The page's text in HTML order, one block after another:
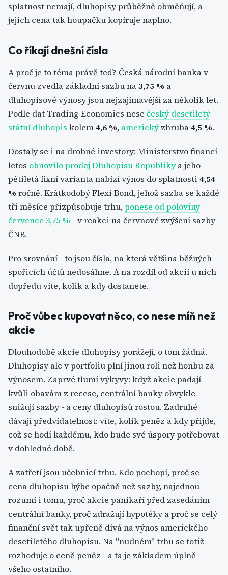
splatnost nemají, dluhopisy průběžně obměňují, a
jejich cena tak houpačku kopíruje naplno.
Co říkají dnešní čísla
A proč je to téma právě teď? Česká národní banka v
červnu zvedla základní sazbu na3,75 % a
dluhopisové výnosy jsou nejzajímavější za několik let.
Podle dat Trading Economics nese český desetiletý
státní dluhopis kolem4,6 %, americkýzhruba4,5 %.
Dostaly se i na drobné investory: Ministerstvo financí
letos obnovilo prodej Dluhopisu Republikya jeho
pětiletá fixní varianta nabízí výnos do splatnosti 4,54
% ročně. Krátkodobý Flexi Bond, jehož sazba se každé
tři měsíce přizpůsobuje trhu,ponese od poloviny
července 3,75 % - v reakci na červnové zvýšení sazby
ČNB.
Pro srovnání - to jsou čísla, na která většina běžných
spořicích účtů nedosáhne. A na rozdíl od akcií u nich
dopředu víte, kolik a kdy dostanete.
Proč vůbec kupovat něco, co nese míň než
akcie
Dlouhodobě akcie dluhopisy porážejí, o tom žádná.
Dluhopisy ale v portfoliu plní jinou roli než honbu za
výnosem. Zaprvé tlumí výkyvy: když akcie padají
kvůli obavám z recese, centrální banky obvykle
snižují sazby - a ceny dluhopisů rostou. Zadruhé
dávají předvídatelnost: víte, kolik peněz a kdy přijde,
což se hodí každému, kdo bude své úspory potřebovat
v dohledné době.
A zatřetí jsou učebnicí trhu. Kdo pochopí, proč se
cena dluhopisu hýbe opačně než sazby, najednou
rozumí i tomu, proč akcie panikaří před zasedáním
centrální banky, proč zdražují hypotéky a proč se celý
finanční svět tak upřeně dívá na výnos amerického
desetiletého dluhopisu. Na "nudném" trhu se totiž
rozhoduje o ceně peněz - a ta je základem úplně
všeho ostatního.